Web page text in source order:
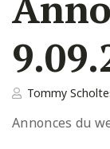
Tommy
Annonces du